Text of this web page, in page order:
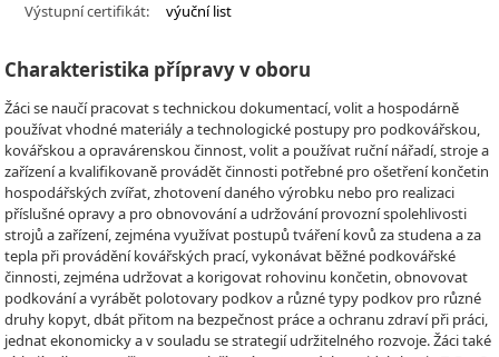
Výstupní certifikát:
výuční list
Charakteristika přípravy v oboru
Žáci se naučí pracovat s technickou dokumentací, volit a hospodárně
používat vhodné materiály a technologické postupy pro podkovářskou,
kovářskou a opravárenskou činnost, volit a používat ruční nářadí, stroje a
zařízení a kvalifikovaně provádět činnosti potřebné pro ošetření končetin
hospodářských zvířat, zhotovení daného výrobku nebo pro realizaci
příslušné opravy a pro obnovování a udržování provozní spolehlivosti
strojů a zařízení, zejména využívat postupů tváření kovů za studena a za
tepla při provádění kovářských prací, vykonávat běžné podkovářské
činnosti, zejména udržovat a korigovat rohovinu končetin, obnovovat
podkování a vyrábět polotovary podkov a různé typy podkov pro různé
druhy kopyt, dbát přitom na bezpečnost práce a ochranu zdraví při práci,
jednat ekonomicky a v souladu se strategií udržitelného rozvoje. Žáci také